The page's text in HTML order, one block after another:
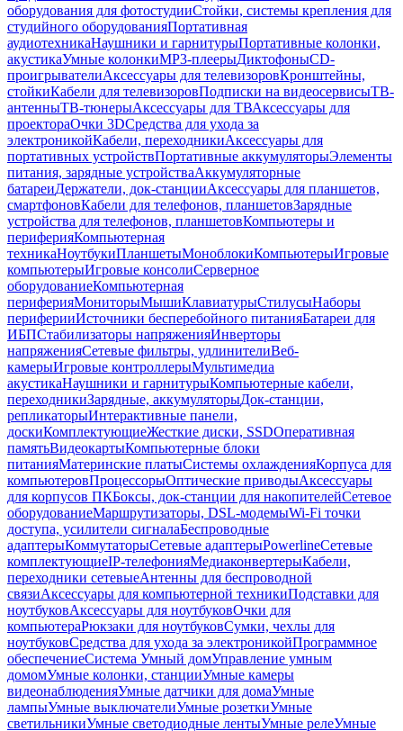
оборудования для фотостудииСтойки, системы крепления для
студийного оборудованияПортативная
аудиотехникаНаушники и гарнитурыПортативные колонки,
акустикаУмные колонкиMP3-плеерыДиктофоныCD-
проигрывателиАксессуары для телевизоровКронштейны,
стойкиКабели для телевизоровПодписки на видеосервисыТВ-
антенныТВ-тюнерыАксессуары для ТВАксессуары для
проектораОчки 3DСредства для ухода за
электроникойКабели, переходникиАксессуары для
портативных устройствПортативные аккумуляторыЭлементы
питания, зарядные устройстваАккумуляторные
батареиДержатели, док-станцииАксессуары для планшетов,
смартфоновКабели для телефонов, планшетовЗарядные
устройства для телефонов, планшетовКомпьютеры и
периферияКомпьютерная
техникаНоутбукиПланшетыМоноблокиКомпьютерыИгровые
компьютерыИгровые консолиСерверное
оборудованиеКомпьютерная
периферияМониторыМышиКлавиатурыСтилусыНаборы
периферииИсточники бесперебойного питанияБатареи для
ИБПСтабилизаторы напряженияИнверторы
напряженияСетевые фильтры, удлинителиВеб-
камерыИгровые контроллерыМультимедиа
акустикаНаушники и гарнитурыКомпьютерные кабели,
переходникиЗарядные, аккумуляторыДок-станции,
репликаторыИнтерактивные панели,
доскиКомплектующиеЖесткие диски, SSDОперативная
памятьВидеокартыКомпьютерные блоки
питанияМатеринские платыСистемы охлажденияКорпуса для
компьютеровПроцессорыОптические приводыАксессуары
для корпусов ПКБоксы, док-станции для накопителейСетевое
оборудованиеМаршрутизаторы, DSL-модемыWi-Fi точки
доступа, усилители сигналаБеспроводные
адаптерыКоммутаторыСетевые адаптерыPowerlineСетевые
комплектующиеIP-телефонияМедиаконвертерыКабели,
переходники сетевыеАнтенны для беспроводной
связиАксессуары для компьютерной техникиПодставки для
ноутбуковАксессуары для ноутбуковОчки для
компьютераРюкзаки для ноутбуковСумки, чехлы для
ноутбуковСредства для ухода за электроникойПрограммное
обеспечениеСистема Умный домУправление умным
домомУмные колонки, станцииУмные камеры
видеонаблюденияУмные датчики для домаУмные
лампыУмные выключателиУмные розеткиУмные
светильникиУмные светодиодные лентыУмные релеУмные